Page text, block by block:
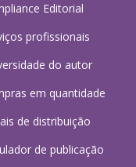
Editorial
profissionais
do autor
em quantidade
de distribuição
de publicação